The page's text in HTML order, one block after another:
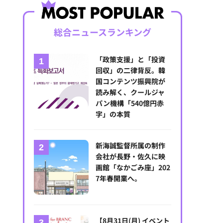
総合ニュースランキング
「政策支援」と「投資
回収」の二律背反。韓
国コンテンツ振興院が
読み解く、クールジャ
パン機構「540億円赤
字」の本質
新海誠監督所属の制作
会社が長野・佐久に映
画館「なかごみ座」202
7年春開業へ。
【8月31日(月) イベント